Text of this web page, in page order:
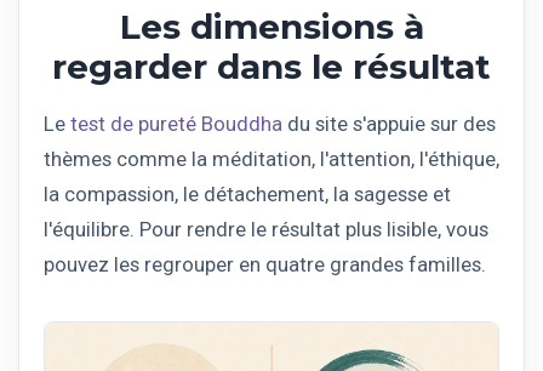
Les dimensions à
regarder dans le résultat
Le test de pureté Bouddha du site s'appuie sur des
thèmes comme la méditation, l'attention, l'éthique,
la compassion, le détachement, la sagesse et
l'équilibre. Pour rendre le résultat plus lisible, vous
pouvez les regrouper en quatre grandes familles.